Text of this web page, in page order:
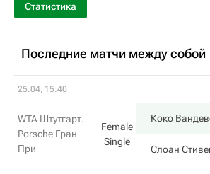
Статистика
Последние матчи между собой
25.04, 15:40
WTA Штутгарт.
Porsche Гран
При
Female
Single
Коко
Слоан